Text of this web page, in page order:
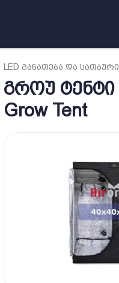
LED ᲒᲐᲜᲐᲗᲔᲑᲐ ᲓᲐ ᲡᲐᲗᲑᲣᲠᲘ
გროუ ტენტი
Grow Tent